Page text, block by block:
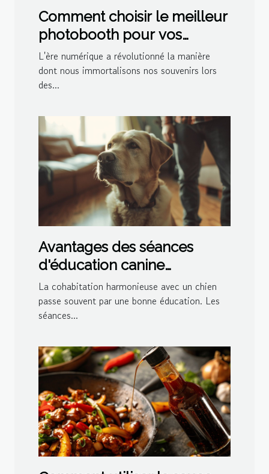
Comment choisir le meilleur
photobooth pour vos
événements spéciaux
L'ère numérique a révolutionné la manière
dont nous immortalisons nos souvenirs lors
des...
Avantages des séances
d'éducation canine
personnalisées à domicile
La cohabitation harmonieuse avec un chien
passe souvent par une bonne éducation. Les
séances...